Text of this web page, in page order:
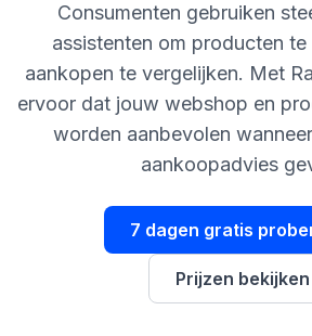
Zoekwoordintelligentie
HANDELEN
Content
Engine
Prijzen
boeken
Consumenten gebruiken
assistenten om producten
aankopen te vergelijken. Met
ervoor dat jouw webshop en
worden aanbevolen
aankoopadvies
7 dagen gratis
Prijzen bekijken